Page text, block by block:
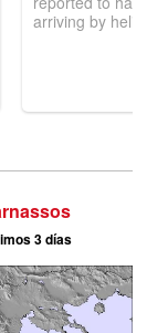
3 días